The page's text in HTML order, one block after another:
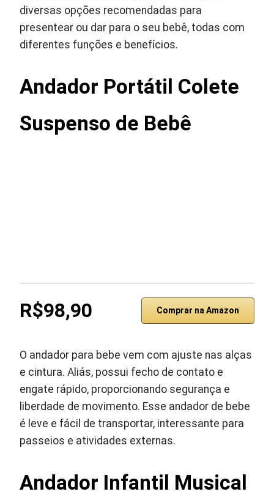
diversas opções recomendadas para
presentear ou dar para o seu bebê, todas com
diferentes funções e benefícios.
Andador Portátil Colete
Suspenso de Bebê
R$98,90 Comprar na Amazon
O andador para bebe vem com ajuste nas alças
e cintura. Aliás, possui fecho de contato e
engate rápido, proporcionando segurança e
liberdade de movimento. Esse andador de bebe
é leve e fácil de transportar, interessante para
passeios e atividades externas.
Andador Infantil Musical